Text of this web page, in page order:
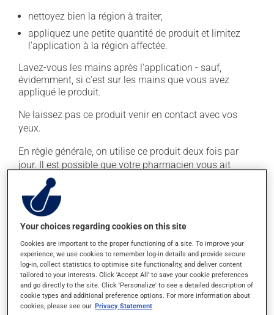
nettoyez bien la région à traiter;
appliquez une petite quantité de produit et limitez
l'application à la région affectée.
Lavez-vous les mains après l'application - sauf,
évidemment, si c'est sur les mains que vous avez
appliqué le produit.
Ne laissez pas ce produit venir en contact avec vos
yeux.
En règle générale, on utilise ce produit deux fois par
jour. Il est possible que votre pharmacien vous ait
indiqué un horaire différent qui est plus approprié pour
vous. Ne cessez pas de l'appliquer dès qu'une
amélioration est visible. Continuez pour la durée de
traitement indiquée.
Il est important de respecter la posologie inscrite sur
l'étiquette. N'en utilisez pas plus, ni plus souvent
qu'indiqué. Les dérivés de la cortisone peuvent amincir
la peau et favoriser les infections de la peau. Ne les
appliquez pas inutilement.
Your choices regarding cookies on this site
Cookies are important to the proper functioning of a site. To improve your
experience, we use cookies to remember log-in details and provide secure
log-in, collect statistics to optimise site functionality, and deliver content
tailored to your interests. Click 'Accept All' to save your cookie preferences
and go directly to the site. Click 'Personalize' to see a detailed description of
cookie types and additional preference options. For more information about
cookies, please see our Privacy Statement